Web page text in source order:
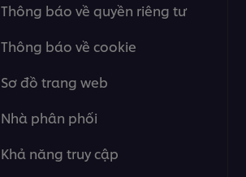
Thông báo về quyền riêng tư
Thông báo về cookie
Sơ đồ trang web
Nhà phân phối
Khả năng truy cập